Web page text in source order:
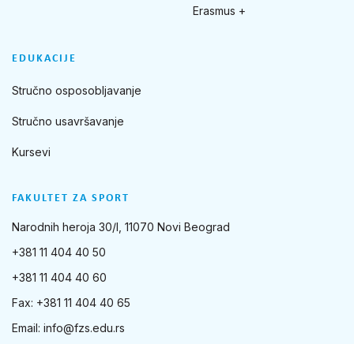
FAKULTET ZA SPORT
Narodnih heroja 30/I, 11070 Novi Beograd
+381 11 404 40 50
+381 11 404 40 60
Fax: +381 11 404 40 65
Email: info@fzs.edu.rs
Erasmus +
EDUKACIJE
Stručno osposobljavanje
Stručno usavršavanje
Kursevi